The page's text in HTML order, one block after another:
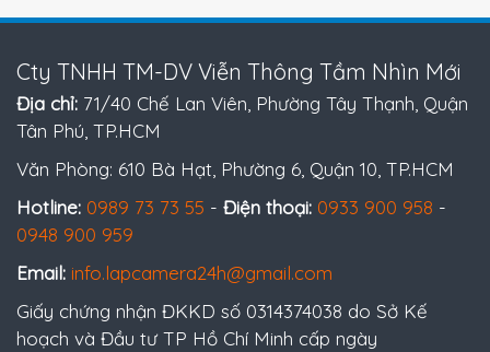
Cty TNHH TM-DV Viễn Thông Tầm Nhìn Mới
Địa chỉ: 71/40 Chế Lan Viên, Phường Tây Thạnh, Quận
Tân Phú, TP.HCM
Văn Phòng: 610 Bà Hạt, Phường 6, Quận 10, TP.HCM
Hotline: 0989 73 73 55 - Điện thoại: 0933 900 958 -
0948 900 959
Email: info.lapcamera24h@gmail.com
Giấy chứng nhận ĐKKD số 0314374038 do Sở Kế
hoạch và Đầu tư TP Hồ Chí Minh cấp ngày